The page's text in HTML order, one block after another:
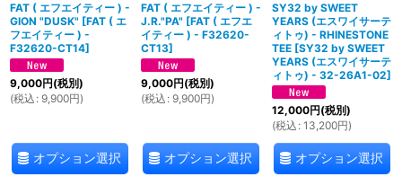
FAT ( エフエイティー ) -
GION "DUSK" [FAT ( エ
フエイティー ) -
F32620-CT14]
9,000円(税別)
(税込 : 9,900円)
オプション選択
FAT ( エフエイティー ) -
J.R."PA" [FAT ( エフエ
イティー ) - F32620-
CT13]
9,000円(税別)
(税込 : 9,900円)
オプション選択
SY32 by SWEET
YEARS (エスワイサーテ
ィトゥ) - RHINESTONE
TEE [SY32 by SWEET
YEARS (エスワイサーテ
ィトゥ) - 32-26A1-02]
12,000円(税別)
(税込 : 13,200円)
オプション選択